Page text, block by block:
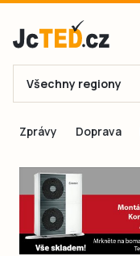
E-mail
Všechny regiony
Zprávy Doprava